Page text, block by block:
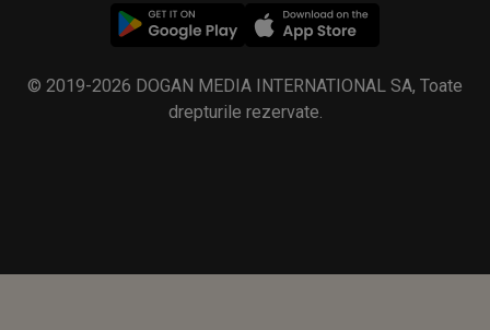
© 2019-2026 DOGAN MEDIA INTERNATIONAL SA, Toate
drepturile rezervate.